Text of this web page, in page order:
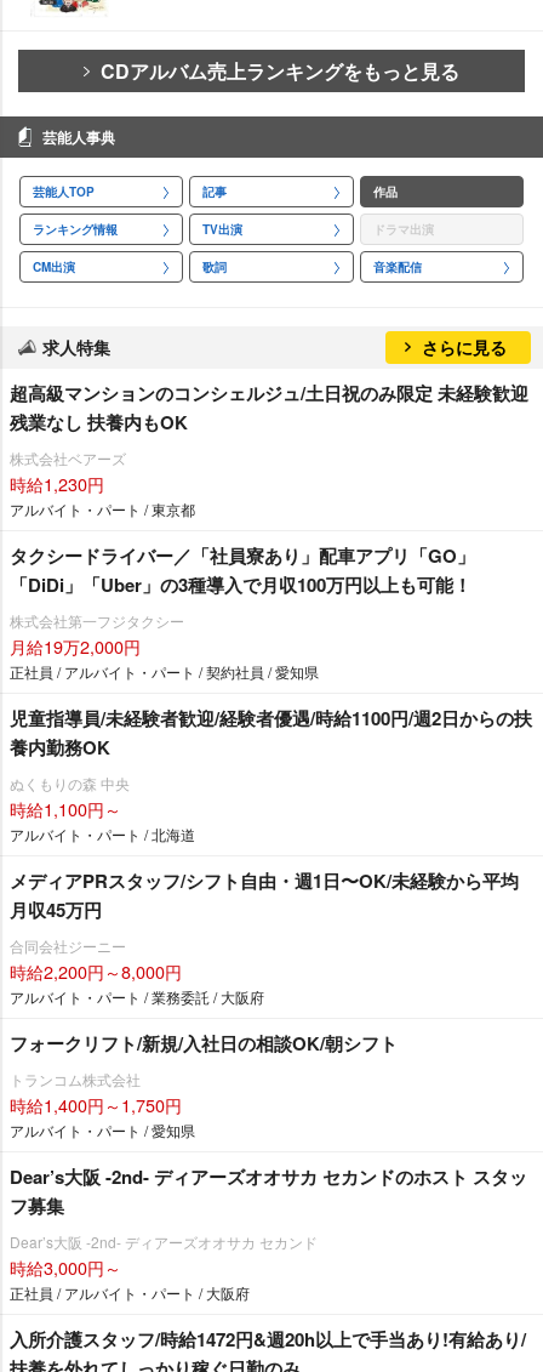
CDアルバム売上ランキングをもっと見る
芸能人事典
芸能人TOP 記事 作品
ランキング情報 TV出演 ドラマ出演
CM出演 歌詞 音楽配信
求人特集 さらに見る
超高級マンションのコンシェルジュ/土日祝のみ限定 未経験歓迎
残業なし 扶養内もOK
株式会社ベアーズ
時給1,230円
アルバイト・パート / 東京都
タクシードライバー／「社員寮あり」配車アプリ「GO」
「DiDi」「Uber」の3種導入で月収100万円以上も可能！
株式会社第一フジタクシー
月給19万2,000円
正社員 / アルバイト・パート / 契約社員 / 愛知県
児童指導員/未経験者歓迎/経験者優遇/時給1100円/週2日からの扶
養内勤務OK
ぬくもりの森 中央
時給1,100円～
アルバイト・パート / 北海道
メディアPRスタッフ/シフト自由・週1日〜OK/未経験から平均
月収45万円
合同会社ジーニー
時給2,200円～8,000円
アルバイト・パート / 業務委託 / 大阪府
フォークリフト/新規/入社日の相談OK/朝シフト
トランコム株式会社
時給1,400円～1,750円
アルバイト・パート / 愛知県
Dear’s大阪 -2nd- ディアーズオオサカ セカンドのホスト スタッ
フ募集
Dear’s大阪 -2nd- ディアーズオオサカ セカンド
時給3,000円～
正社員 / アルバイト・パート / 大阪府
入所介護スタッフ/時給1472円&週20h以上で手当あり!有給あり/